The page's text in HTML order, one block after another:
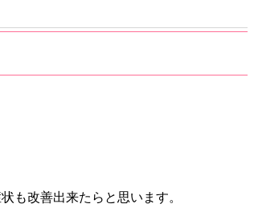
も改善出来たらと思います。